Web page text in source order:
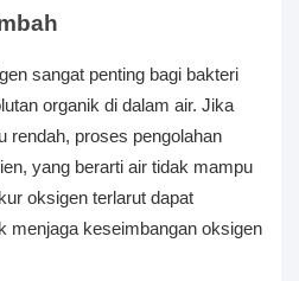
sangat penting bagi bakteri
organik di dalam air. Jika
rendah, proses pengolahan
yang berarti air tidak mampu
oksigen terlarut dapat
menjaga keseimbangan oksigen